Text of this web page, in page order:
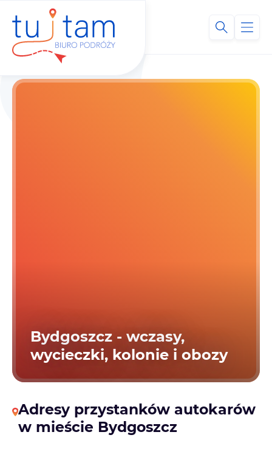
Bydgoszcz - wczasy,
wycieczki, kolonie i obozy
Adresy przystanków autokarów
w mieście Bydgoszcz